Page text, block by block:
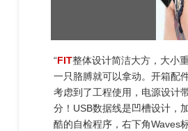
“FIT整体设计简洁大方，大小
一只胳膊就可以拿动。开箱配
考虑到了工程使用，电源设计
分！USB数据线是凹槽设计，
酷的自检程序，右下角Waves